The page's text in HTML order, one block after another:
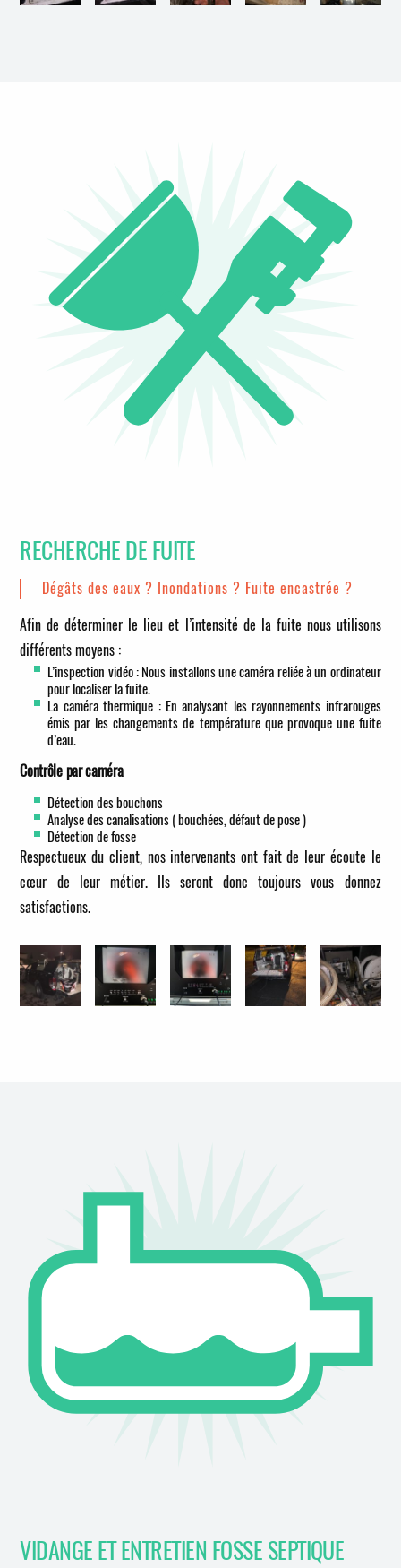
RECHERCHE DE FUITE
Dégâts des eaux ? Inondations ? Fuite encastrée ?
Afin de déterminer le lieu et l’intensité de la fuite nous utilisons
différents moyens :
L’inspection vidéo : Nous installons une caméra reliée à un ordinateur
pour localiser la fuite.
La caméra thermique : En analysant les rayonnements infrarouges
émis par les changements de température que provoque une fuite
d’eau.
Contrôle par caméra
Détection des bouchons
Analyse des canalisations ( bouchées, défaut de pose )
Détection de fosse
Respectueux du client, nos intervenants ont fait de leur écoute le
cœur de leur métier. Ils seront donc toujours vous donnez
satisfactions.
VIDANGE ET ENTRETIEN FOSSE SEPTIQUE